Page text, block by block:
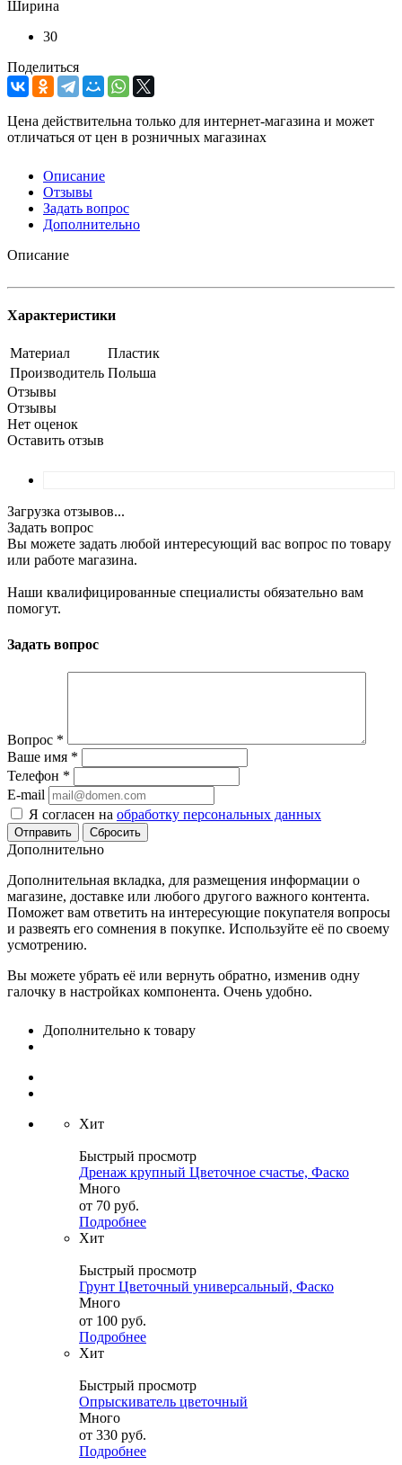
Ширина
30
Поделиться
Цена действительна только для интернет-магазина и может
отличаться от цен в розничных магазинах
Описание
Отзывы
Задать вопрос
Дополнительно
Описание
Характеристики
Материал
Пластик
Производитель Польша
Отзывы
Отзывы
Нет оценок
Оставить отзыв
Загрузка отзывов...
Задать вопрос
Вы можете задать любой интересующий вас вопрос по товару
или работе магазина.
Наши квалифицированные специалисты обязательно вам
помогут.
Задать вопрос
Вопрос *
Ваше имя *
Телефон *
E-mail
Я согласен на обработку персональных данных
Сбросить
Дополнительно
Дополнительная вкладка, для размещения информации о
магазине, доставке или любого другого важного контента.
Поможет вам ответить на интересующие покупателя вопросы
и развеять его сомнения в покупке. Используйте её по своему
усмотрению.
Вы можете убрать её или вернуть обратно, изменив одну
галочку в настройках компонента. Очень удобно.
Дополнительно к товару
Хит
Быстрый просмотр
Дренаж крупный Цветочное счастье, Фаско
Много
от 70 руб.
Подробнее
Хит
Быстрый просмотр
Грунт Цветочный универсальный, Фаско
Много
от 100 руб.
Подробнее
Хит
Быстрый просмотр
Опрыскиватель цветочный
Много
от 330 руб.
Подробнее